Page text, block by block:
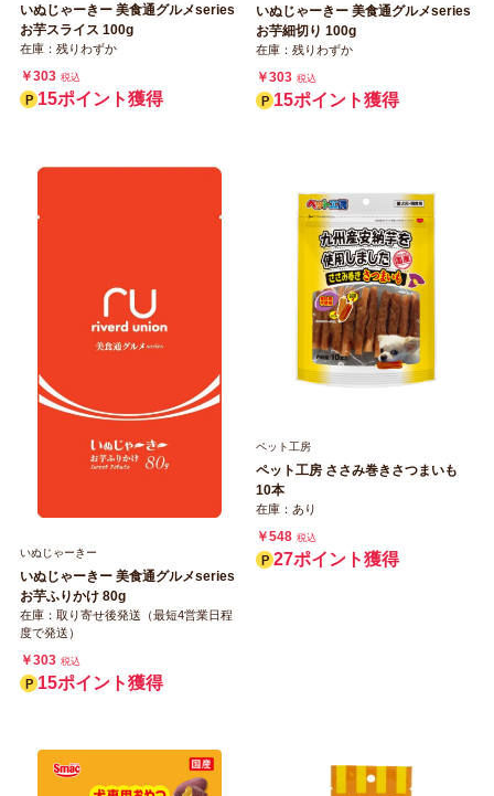
いぬじゃーきー 美食通グルメseries
お芋スライス 100g
在庫：残りわずか
￥303 税込
15ポイント獲得
いぬじゃーきー 美食通グルメseries
お芋細切り 100g
在庫：残りわずか
￥303 税込
15ポイント獲得
いぬじゃーきー
いぬじゃーきー 美食通グルメseries
お芋ふりかけ 80g
在庫：取り寄せ後発送（最短4営業日程
度で発送）
￥303 税込
15ポイント獲得
ペット工房
ペット工房 ささみ巻きさつまいも
10本
在庫：あり
￥548 税込
27ポイント獲得